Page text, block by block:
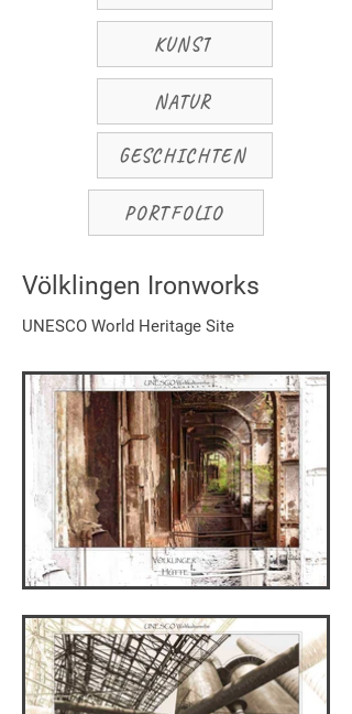
KUNST
NATUR
GESCHICHTEN
PORTFOLIO
Völklingen Ironworks
UNESCO World Heritage Site